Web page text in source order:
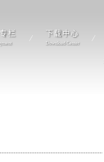
栏 下载中心
Download Center